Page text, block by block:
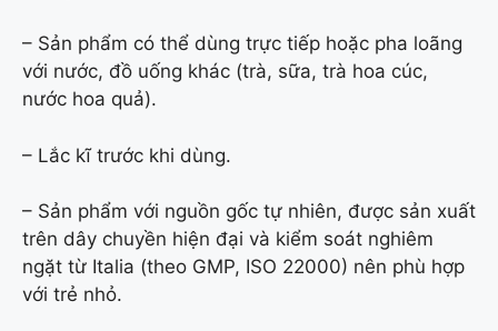
– Sản phẩm có thể dùng trực tiếp hoặc pha loãng
với nước, đồ uống khác (trà, sữa, trà hoa cúc,
nước hoa quả).
– Lắc kĩ trước khi dùng.
– Sản phẩm với nguồn gốc tự nhiên, được sản xuất
trên dây chuyền hiện đại và kiểm soát nghiêm
ngặt từ Italia (theo GMP, ISO 22000) nên phù hợp
với trẻ nhỏ.